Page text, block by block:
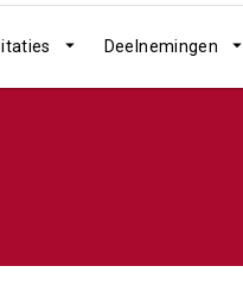
Deelnemingen